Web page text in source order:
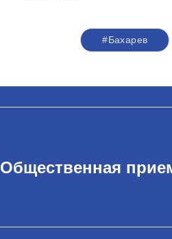
#Бахарев
Общественная